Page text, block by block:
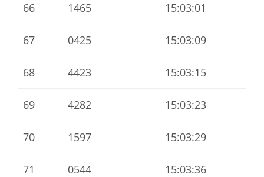
66 1465 15:03:01
67 0425 15:03:09
68 4423 15:03:15
69 4282 15:03:23
70 1597 15:03:29
71 0544 15:03:36